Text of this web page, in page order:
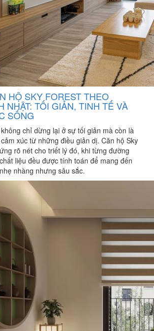
HỘ SKY FOREST THEO
NHẬT: TỐI GIẢN, TINH TẾ VÀ
SỐNG
chỉ dừng lại ở sự tối giản mà còn là
xúc từ những điều giản dị. Căn hộ Sky
rõ nét cho triết lý đó, khi từng đường
liệu đều được tính toán để mang đến
nhàng nhưng sâu sắc.